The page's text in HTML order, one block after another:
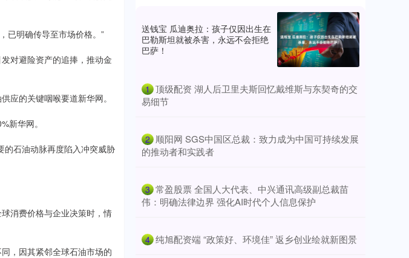
已明确传导至市场价格。”
对避险资产的追捧，推动金
的关键咽喉要道新华网。
新华网。
石油动脉再度陷入冲突威胁
消费价格与企业决策时，情
，因其紧邻全球石油市场的
送钱宝 瓜迪奥拉：孩子仅因出生在
巴勒斯坦就被杀害，永远不会拒绝
巴萨！
1 ​顶级配资 湖人后卫里夫斯回忆戴维斯与东契奇的交
易细节
2 ​顺阳网 SGS中国区总裁：致力成为中国可持续发展
的推动者和实践者
3 ​常盈股票 全国人大代表、中兴通讯高级副总裁苗
伟：明确法律边界 强化AI时代个人信息保护
4 ​纯旭配资端 “政策好、环境佳” 返乡创业绘就新图景